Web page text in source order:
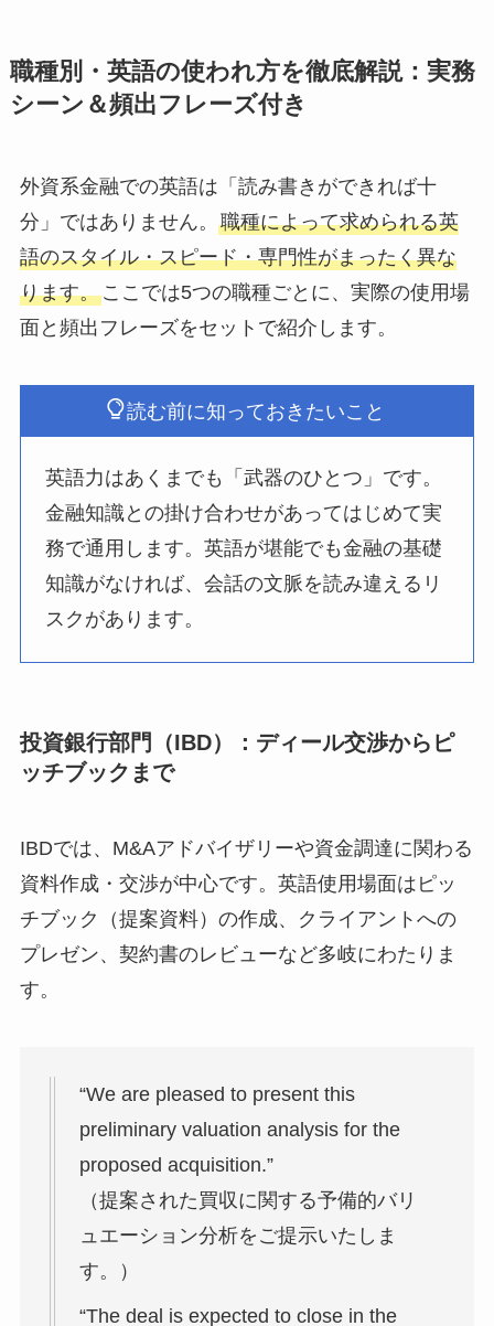
職種別・英語の使われ方を徹底解説：実務
シーン＆頻出フレーズ付き
外資系金融での英語は「読み書きができれば十
分」ではありません。 職種によって求められる英
語のスタイル・スピード・専門性がまったく異な
ります。ここでは5つの職種ごとに、実際の使用場
面と頻出フレーズをセットで紹介します。
読む前に知っておきたいこと
英語力はあくまでも「武器のひとつ」です。
金融知識との掛け合わせがあってはじめて実
務で通用します。英語が堪能でも金融の基礎
知識がなければ、会話の文脈を読み違えるリ
スクがあります。
投資銀行部門（IBD）：ディール交渉からピ
ッチブックまで
IBDでは、M&Aアドバイザリーや資金調達に関わる
資料作成・交渉が中心です。英語使用場面はピッ
チブック（提案資料）の作成、クライアントへの
プレゼン、契約書のレビューなど多岐にわたりま
す。
“We are pleased to present this
preliminary valuation analysis for the
proposed acquisition.”
（提案された買収に関する予備的バリ
ュエーション分析をご提示いたしま
す。）
“The deal is expected to close in the